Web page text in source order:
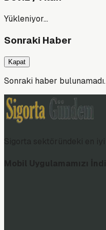
Yükleniyor…
Sonraki Haber
Kapat
Sonraki haber bulunamadı.